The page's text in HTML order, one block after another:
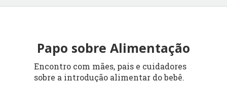
Papo sobre Alimentação
Encontro com mães, pais e cuidadores
sobre a introdução alimentar do bebê.